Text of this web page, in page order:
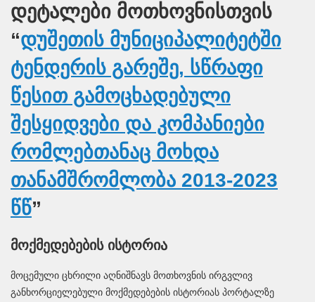
დეტალები მოთხოვნისთვის
“დუშეთის მუნიციპალიტეტში
ტენდერის გარეშე, სწრაფი
წესით გამოცხადებული
შესყიდვები და კომპანიები
რომლებთანაც მოხდა
თანამშრომლობა 2013-2023
წწ”
მოქმედებების ისტორია
მოცემული ცხრილი აღნიშნავს მოთხოვნის ირგვლივ
განხორციელებული მოქმედებების ისტორიას პორტალზე